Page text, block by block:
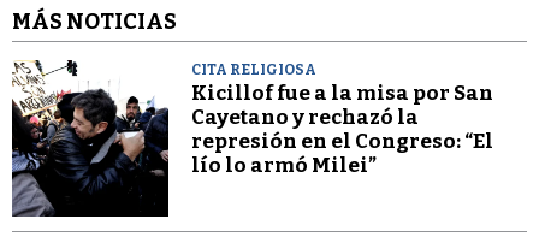
MÁS NOTICIAS
CITA RELIGIOSA
Kicillof fue a la misa por San
Cayetano y rechazó la
represión en el Congreso: “El
lío lo armó Milei”